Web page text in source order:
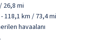
26,8 mi
118,1 km / 73,4 mi
havaalanı